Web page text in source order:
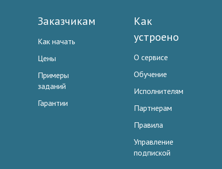
Заказчикам
Как начать
Цены
Примеры
заданий
Гарантии
Как
устроено
О сервисе
Обучение
Исполнителям
Партнерам
Правила
Управление
подпиской